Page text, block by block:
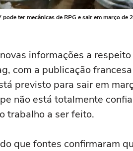
pode ter mecânicas de RPG e sair em março de
informações a
com a publicação
previsto para sair em
não está totalmente
trabalho a ser feito.
que fontes confirmaram